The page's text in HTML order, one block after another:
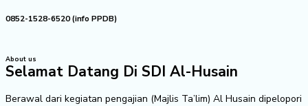
0852-1528-6520 (info PPDB)
About us
Selamat Datang Di SDI Al-Husain
Berawal dari kegiatan pengajian (Majlis Ta’lim) Al Husain dipelopori